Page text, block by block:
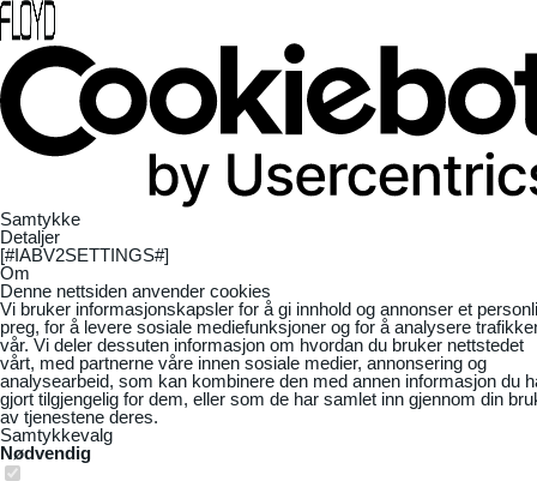
Samtykke
Detaljer
[#IABV2SETTINGS#]
Om
Denne nettsiden anvender cookies
Vi bruker informasjonskapsler for å gi innhold og annonser et
preg, for å levere sosiale mediefunksjoner og for å analysere
vår. Vi deler dessuten informasjon om hvordan du bruker nettstedet
vårt, med partnerne våre innen sosiale medier, annonsering og
analysearbeid, som kan kombinere den med annen informasjon du
gjort tilgjengelig for dem, eller som de har samlet inn gjennom din
av tjenestene deres.
Samtykkevalg
Nødvendig